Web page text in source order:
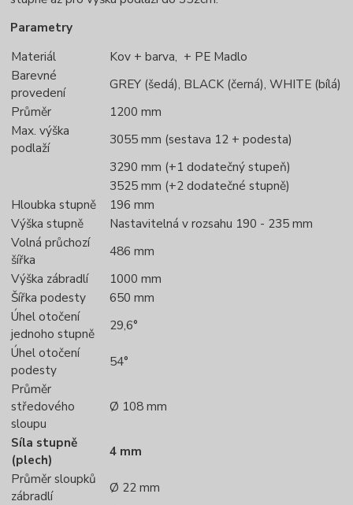
Parametry
Materiál
Kov + barva, + PE Madlo
Barevné
provedení
GREY (šedá), BLACK (černá), WHITE (bílá)
Průměr
1200 mm
Max. výška
podlaží
3055 mm (sestava 12 + podesta)
3290 mm (+1 dodatečný stupeň)
3525 mm (+2 dodatečné stupně)
Hloubka stupně
196 mm
Výška stupně
Nastavitelná v rozsahu 190 - 235 mm
Volná průchozí
šířka
486 mm
Výška zábradlí
1000 mm
Šířka podesty
650 mm
Úhel otočení
jednoho stupně
29,6°
Úhel otočení
podesty
54°
Průměr
středového
sloupu
Ø 108 mm
Síla stupně
(plech)
4 mm
Průměr sloupků
zábradlí
Ø 22 mm